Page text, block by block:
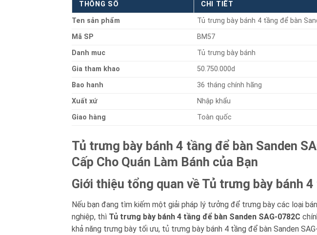
THÔNG SỐ
CHI TIẾT
Ten sản phẩm
Tủ trưng bày bánh 4 tầng để bàn
Mã SP
BM57
Danh muc
Tủ trưng bày bánh
Gia tham khao
50.750.000d
Bao hanh
36 tháng chính hãng
Xuất xứ
Nhập khẩu
Giao hàng
Toàn quốc
Tủ trưng bày bánh 4 tầng để bàn Sanden
Cấp Cho Quán Làm Bánh của Bạn
Giới thiệu tổng quan về Tủ trưng bày bánh
Nếu bạn đang tìm kiếm một giải pháp lý tưởng để trưng bày các loại
nghiệp, thì Tủ trưng bày bánh 4 tầng để bàn Sanden SAG-0782C
khả năng trưng bày tối ưu, tủ trưng bày bánh 4 tầng để bàn Sanden